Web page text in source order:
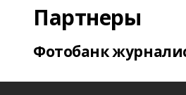
Партнеры
Фотобанк